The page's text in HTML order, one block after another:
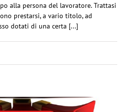
alla persona del lavoratore. Trattasi
prestarsi, a vario titolo, ad
dotati di una certa [...]